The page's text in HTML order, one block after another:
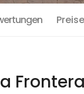
Preise
Frontera